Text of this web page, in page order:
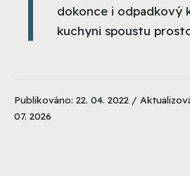
dokonce i odpadkový
kuchyni spoustu
Publikováno: 22. 04. 2022 /
07. 2026